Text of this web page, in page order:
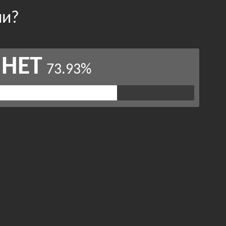
НЕТ 73.93%